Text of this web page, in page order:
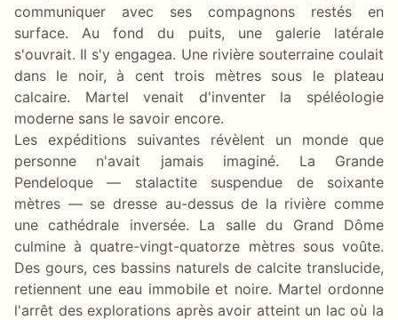
communiquer avec ses compagnons restés en
surface. Au fond du puits, une galerie latérale
s'ouvrait. Il s'y engagea. Une rivière souterraine coulait
dans le noir, à cent trois mètres sous le plateau
calcaire. Martel venait d'inventer la spéléologie
moderne sans le savoir encore.
Les expéditions suivantes révèlent un monde que
personne n'avait jamais imaginé. La Grande
Pendeloque — stalactite suspendue de soixante
mètres — se dresse au-dessus de la rivière comme
une cathédrale inversée. La salle du Grand Dôme
culmine à quatre-vingt-quatorze mètres sous voûte.
Des gours, ces bassins naturels de calcite translucide,
retiennent une eau immobile et noire. Martel ordonne
l'arrêt des explorations après avoir atteint un lac où la